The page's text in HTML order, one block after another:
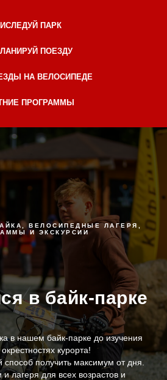
ИСЛЕДУЙ ПАРК
ПОЕЗДУ
НА ВЕЛОСИПЕДЕ
ПРОГРАММЫ
ВЕЛОСИПЕДНЫЕ ЛАГЕРЯ,
И ЭКСКУРСИИ
в байк-парке
в нашем байк-парке до изучения
курорта!
получить максимум от дня.
и лагеря для всех возрастов и